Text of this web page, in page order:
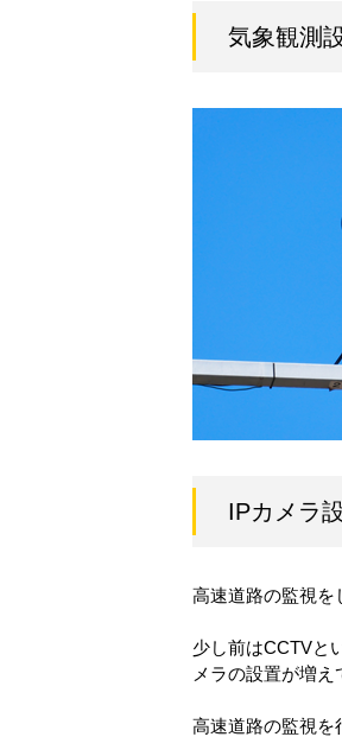
気象観測
IPカメラ
高速道路の監視を
少し前はCCTVと
メラの設置が増え
高速道路の監視を